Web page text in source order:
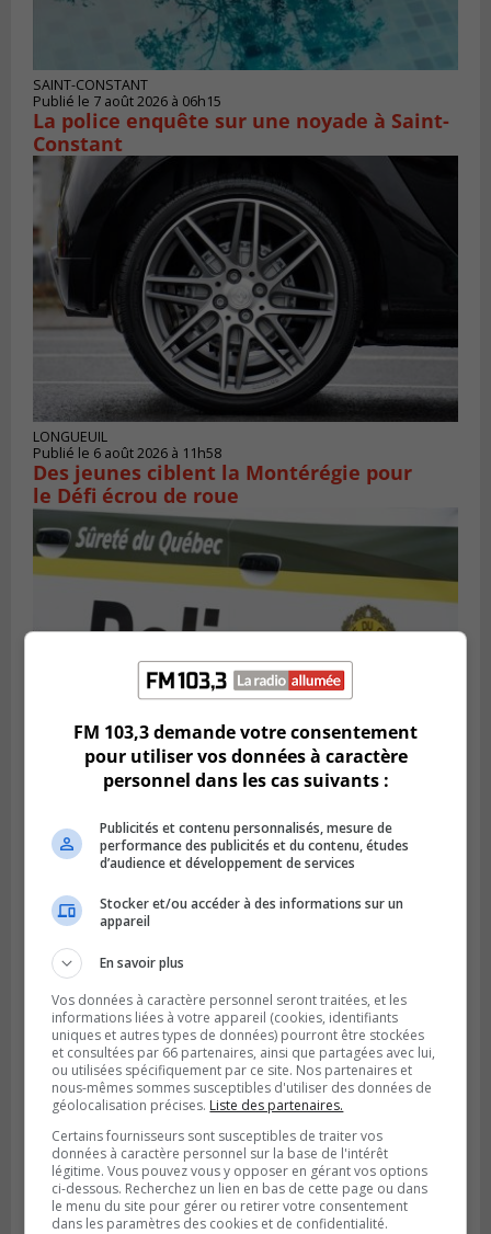
SAINT-CONSTANT
Publié le 7 août 2026 à 06h15
La police enquête sur une noyade à Saint-
Constant
LONGUEUIL
Publié le 6 août 2026 à 11h58
Des jeunes ciblent la Montérégie pour
le Défi écrou de roue
Publié le 6 août 2026 à 05h39
inoffensive
La SQ lance un appel à la population pour
retrouver un homme disparu
FM 103,3 demande votre consentement
pour utiliser vos données à caractère
personnel dans les cas suivants :
Publicités et contenu personnalisés, mesure de
performance des publicités et du contenu, études
d’audience et développement de services
Stocker et/ou accéder à des informations sur un
appareil
En savoir plus
Vos données à caractère personnel seront traitées, et les
informations liées à votre appareil (cookies, identifiants
uniques et autres types de données) pourront être stockées
et consultées par 66 partenaires, ainsi que partagées avec lui,
ou utilisées spécifiquement par ce site. Nos partenaires et
nous-mêmes sommes susceptibles d'utiliser des données de
géolocalisation précises. Liste des partenaires.
Certains fournisseurs sont susceptibles de traiter vos
données à caractère personnel sur la base de l'intérêt
légitime. Vous pouvez vous y opposer en gérant vos options
ci-dessous. Recherchez un lien en bas de cette page ou dans
le menu du site pour gérer ou retirer votre consentement
dans les paramètres des cookies et de confidentialité.